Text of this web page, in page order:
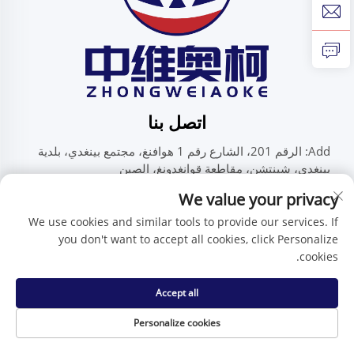
اتصل بنا
Add: الرقم 201، الشارع رقم 1 هوافنغ، مجتمع بينغدي، بلدية
بينغدي، شينتشن، مقاطعة قوانغدونغ، الصين
هاتف:+86-15986647296
البريد الإلكتروني:[email protected]
المحدودة -سياسة الخصوصية
We value your privacy
We use cookies and similar tools to provide our services. If
you don't want to accept all cookies, click Personalize
cookies.
Personalize cookies
Accept all